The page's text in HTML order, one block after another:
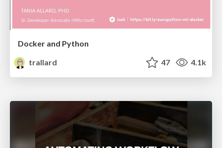
Docker and Python
trallard
47 4.1k